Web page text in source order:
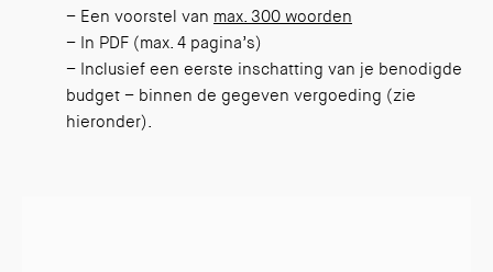
– Een voorstel van max. 300 woorden
– In PDF (max. 4 pagina’s)
– Inclusief een eerste inschatting van je benodigde
budget – binnen de gegeven vergoeding (zie
hieronder).